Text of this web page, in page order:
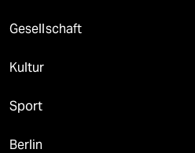
Gesellschaft
Kultur
Sport
Berlin